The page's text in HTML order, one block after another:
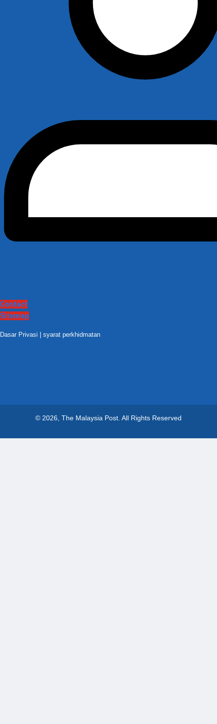
Contact
Sitemap
Dasar Privasi syarat perkhidmatan
© 2026, The Malaysia Post. All Rights Reserved